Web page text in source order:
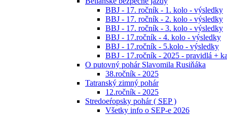
BBJ - 17. ročník - 1. kolo - výsledky
BBJ - 17. ročník - 2. kolo - výsledky
BBJ - 17. ročník - 3. kolo - výsledky
BBJ - 17.ročník - 4. kolo - výsledky
BBJ - 17.ročník - 5.kolo - výsledky
BBJ - 17.ročník - 2025 - pravidlá +
O putovný pohár Slavomila Rusiňáka
38.ročník - 2025
Tatranský zimný pohár
12.ročník - 2025
Stredoeŕopsky pohár ( SEP )
Všetky info o SEP-e 2026